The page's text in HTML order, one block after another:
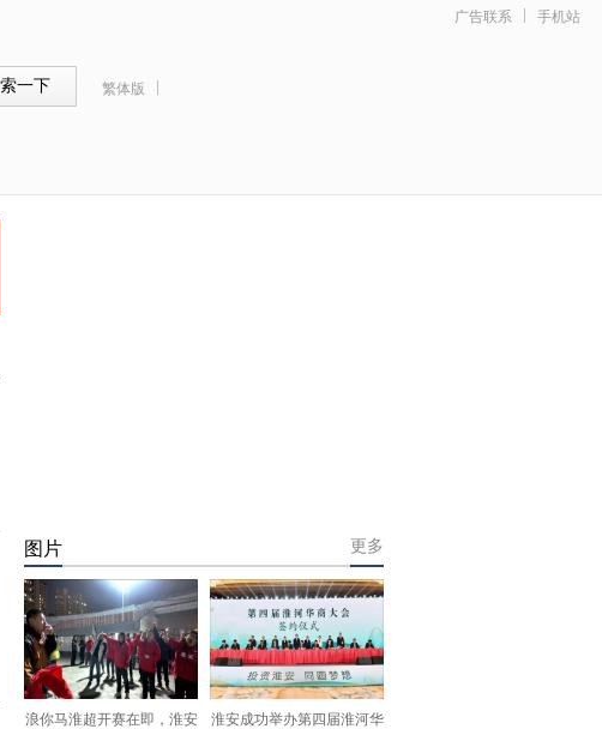
手机站
广告联系
繁体版
图片 更多
浪你马淮超开赛在即，淮安 淮安成功举办第四届淮河华